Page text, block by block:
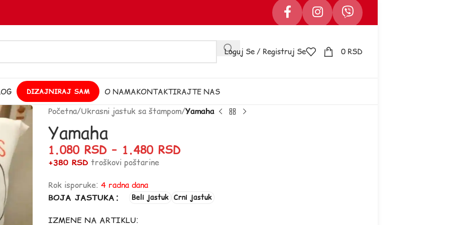
Loguj Se / Registruj Se 0 RSD
DIZAJNIRAJ SAM O NAMAKONTAKTIRAJTE NAS
Početna/Ukrasni jastuk sa štampom/Yamaha
Yamaha
1.080 RSD – 1.480 RSD
+380 RSD troškovi poštarine
Rok isporuke: 4 radna dana
BOJA JASTUKA
Beli jastuk Crni jastuk
IZMENE NA ARTIKLU: